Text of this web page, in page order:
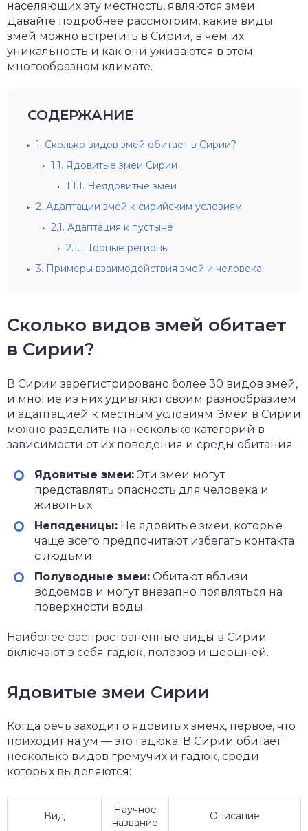
населяющих эту местность, являются змеи.
Давайте подробнее рассмотрим, какие виды
змей можно встретить в Сирии, в чем их
уникальность и как они уживаются в этом
многообразном климате.
СОДЕРЖАНИЕ
1. Сколько видов змей обитает в Сирии?
1.1. Ядовитые змеи Сирии
1.1.1. Неядовитые змеи
2. Адаптации змей к сирийским условиям
2.1. Адаптация к пустыне
2.1.1. Горные регионы
3. Примеры взаимодействия змей и человека
Сколько видов змей обитает
в Сирии?
В Сирии зарегистрировано более 30 видов змей,
и многие из них удивляют своим разнообразием
и адаптацией к местным условиям. Змеи в Сирии
можно разделить на несколько категорий в
зависимости от их поведения и среды обитания.
Ядовитые змеи: Эти змеи могут
представлять опасность для человека и
животных.
Непяденицы: Не ядовитые змеи, которые
чаще всего предпочитают избегать контакта
с людьми.
Полуводные змеи: Обитают вблизи
водоемов и могут внезапно появляться на
поверхности воды.
Наиболее распространенные виды в Сирии
включают в себя гадюк, полозов и шершней.
Ядовитые змеи Сирии
Когда речь заходит о ядовитых змеях, первое, что
приходит на ум — это гадюка. В Сирии обитает
несколько видов гремучих и гадюк, среди
которых выделяются:
Вид
Научное
название
Описание